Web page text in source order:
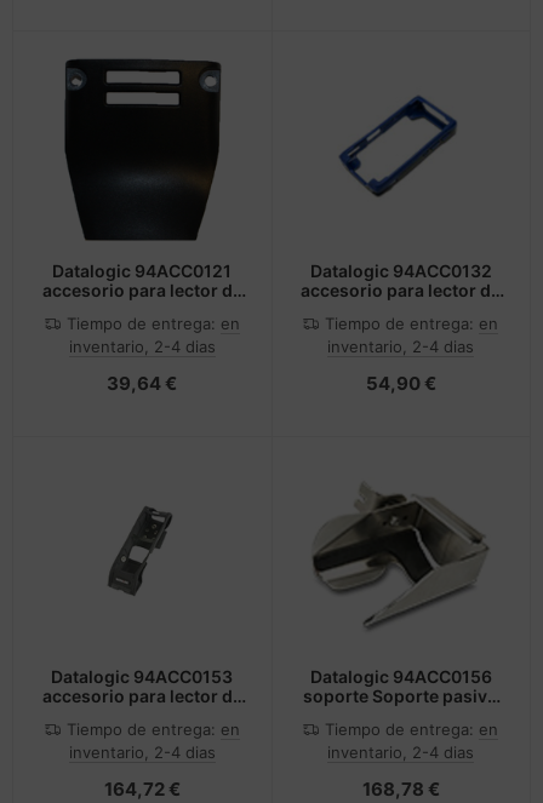
Datalogic 94ACC0121
accesorio para lector de
trasera
Tiempo de entrega: en
inventario, 2-4 dias
39,64 €
Datalogic 94ACC0132
accesorio para lector de
robusta para terminal
portátil
Tiempo de entrega: en
inventario, 2-4 dias
54,90 €
Datalogic 94ACC0153
accesorio para lector de
Tiempo de entrega: en
inventario, 2-4 dias
164,72 €
Datalogic 94ACC0156
soporte Soporte pasivo
inoxidable
Tiempo de entrega: en
inventario, 2-4 dias
168,78 €